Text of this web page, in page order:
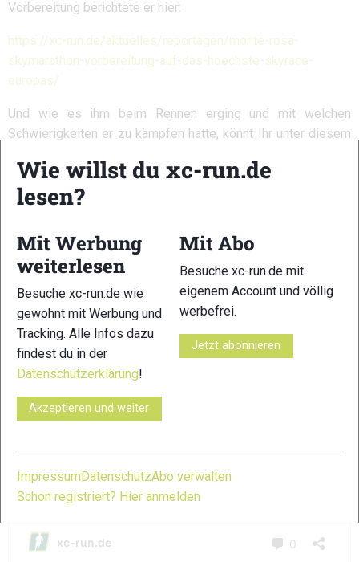
Vorbereitung berichtete er hier:
https://xc-run.de/aktuelles/reportagen/monte-rosa-
skymarathon-vorbereitung-auf-das-hoechste-skyrace-
europas/
Und wie es ihm beim Rennen erging und mit welchen
Schwierigkeiten er zu kämpfen hatte, könnt Ihr unter diesem
Wie willst du xc-run.de
lesen?
Mit Werbung
weiterlesen
Besuche xc-run.de wie
gewohnt mit Werbung und
Tracking. Alle Infos dazu
findest du in der
Datenschutzerklärung!
Akzeptieren und weiter
Mit Abo
Besuche xc-run.de mit
eigenem Account und völlig
werbefrei.
Jetzt abonnieren
Impressum DatenschutzAbo verwalten
Schon registriert? Hier anmelden